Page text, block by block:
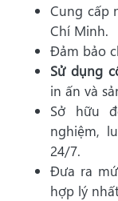
Cung cấp
Chí Minh.
Đảm bảo
Sử dụng
in ấn và
Sở hữu
nghiệm,
24/7.
Đưa ra
hợp lý